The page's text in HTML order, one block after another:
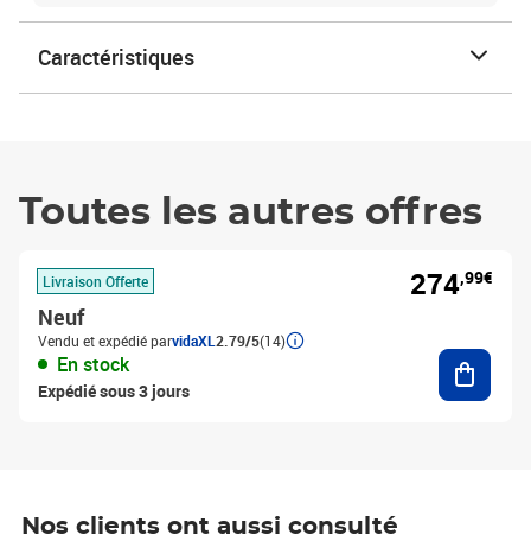
Caractéristiques
Toutes les autres offres
Livraison Offerte
Neuf
Vendu et expédié parvidaXL 2.79/5(14)
En stock
Expédié sous 3 jours
274,99€
Nos clients ont aussi consulté